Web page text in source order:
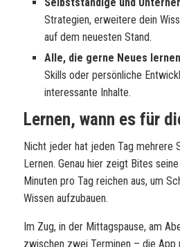
Strategien, erweitere dein
auf dem neuesten Stand.
Alle, die gerne Neues
Skills oder persönliche
interessante Inhalte.
Lernen, wann es für
Nicht jeder hat jeden Tag mehrere
Lernen. Genau hier zeigt Bites
Minuten pro Tag reichen aus, um
Wissen aufzubauen.
Im Zug, in der Mittagspause, am
zwischen zwei Terminen – die App